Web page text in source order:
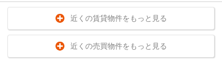
近くの賃貸物件をもっと見る
近くの売買物件をもっと見る